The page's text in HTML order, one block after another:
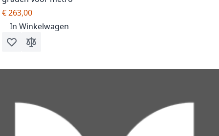
€ 263,00
In Winkelwagen
Voeg toe aan verlanglijst
Toevoegen om te vergelijken